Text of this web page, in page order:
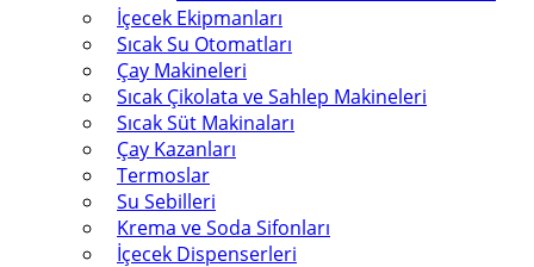
İçecek Ekipmanları
Sıcak Su Otomatları
Çay Makineleri
Sıcak Çikolata ve Sahlep Makineleri
Sıcak Süt Makinaları
Çay Kazanları
Termoslar
Su Sebilleri
Krema ve Soda Sifonları
İçecek Dispenserleri